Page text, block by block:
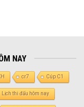
NAY
cr7 Cúp C1
Lịch thi đấu hôm nay